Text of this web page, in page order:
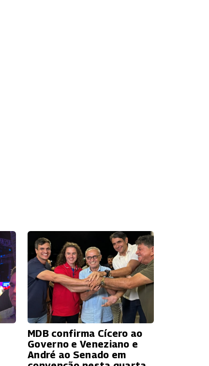
MDB confirma Cícero ao
Governo e Veneziano e
André ao Senado em